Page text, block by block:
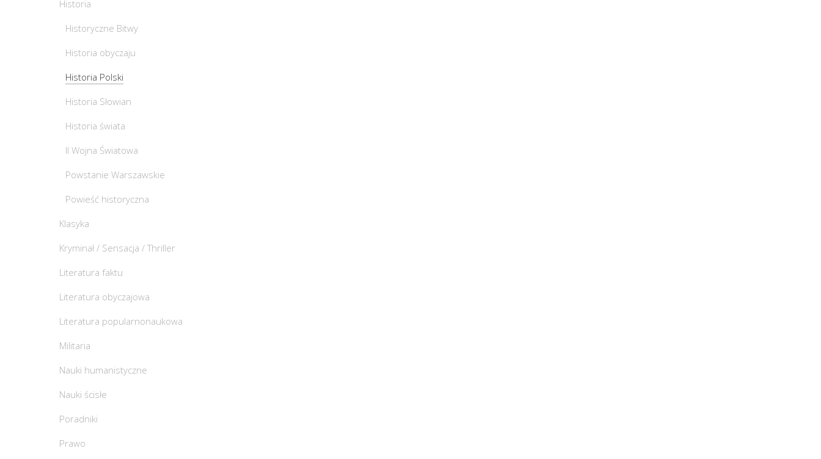
Historia
Historyczne Bitwy
Historia obyczaju
Historia Polski
Historia Słowian
Historia świata
II Wojna Światowa
Powstanie Warszawskie
Powieść historyczna
Klasyka
Kryminał / Sensacja / Thriller
Literatura faktu
Literatura obyczajowa
Literatura popularnonaukowa
Militaria
Nauki humanistyczne
Nauki ścisłe
Poradniki
Prawo